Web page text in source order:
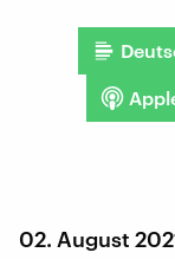
02. August